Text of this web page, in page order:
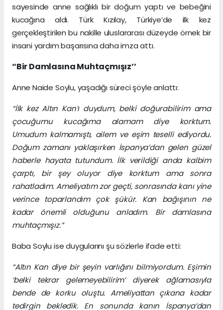
sayesinde anne sağlıklı bir doğum yaptı ve bebeğini
kucağına aldı. Türk Kızılay, Türkiye’de ilk kez
gerçekleştirilen bu nakille uluslararası düzeyde örnek bir
insani yardım başarısına daha imza attı.
“Bir Damlasına Muhtaçmışız’’
Anne Naide Soylu, yaşadığı süreci şöyle anlattı:
“İlk kez Altın Kan’ı duydum, belki doğurabilirim ama
çocuğumu kucağıma alamam diye korktum.
Umudum kalmamıştı, ailem ve eşim teselli ediyordu.
Doğum zamanı yaklaşırken İspanya’dan gelen güzel
haberle hayata tutundum. İlk verildiği anda kalbim
çarptı, bir şey oluyor diye korktum ama sonra
rahatladım. Ameliyatım zor geçti, sonrasında kanı yine
verince toparlandım çok şükür. Kan bağışının ne
kadar önemli olduğunu anladım. Bir damlasına
muhtaçmışız.”
Baba Soylu ise duygularını şu sözlerle ifade etti:
“Altın Kan diye bir şeyin varlığını bilmiyordum. Eşimin
‘belki tekrar gelemeyebilirim’ diyerek ağlamasıyla
bende de korku oluştu. Ameliyattan çıkana kadar
tedirgin bekledik. En sonunda kanın İspanya’dan